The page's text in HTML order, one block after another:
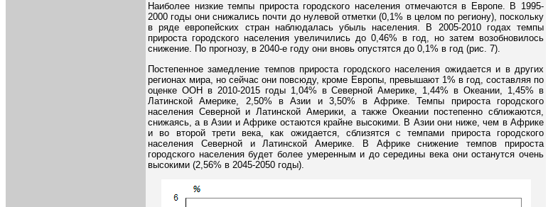
Наиболее низкие темпы прироста городского населения отмечаются в Европе. В 1995-
2000 годы они снижались почти до нулевой отметки (0,1% в целом по региону), поскольку
в ряде европейских стран наблюдалась убыль населения. В 2005-2010 годах темпы
прироста городского населения увеличились до 0,46% в год, но затем возобновилось
снижение. По прогнозу, в 2040-е году они вновь опустятся до 0,1% в год (рис. 7).
Постепенное замедление темпов прироста городского населения ожидается и в других
регионах мира, но сейчас они повсюду, кроме Европы, превышают 1% в год, составляя по
оценке ООН в 2010-2015 годы 1,04% в Северной Америке, 1,44% в Океании, 1,45% в
Латинской Америке, 2,50% в Азии и 3,50% в Африке. Темпы прироста городского
населения Северной и Латинской Америки, а также Океании постепенно сближаются,
снижаясь, а в Азии и Африке остаются крайне высокими. В Азии они ниже, чем в Африке
и во второй трети века, как ожидается, сблизятся с темпами прироста городского
населения Северной и Латинской Америке. В Африке снижение темпов прироста
городского населения будет более умеренным и до середины века они останутся очень
высокими (2,56% в 2045-2050 годы).